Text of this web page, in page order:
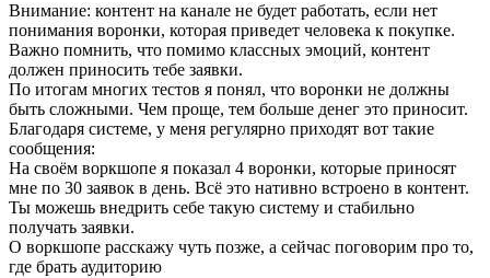
Внимание: контент на канале не будет работать, если нет
понимания воронки, которая приведет человека к покупке.
Важно помнить, что помимо классных эмоций, контент
должен приносить тебе заявки.
По итогам многих тестов я понял, что воронки не должны
быть сложными. Чем проще, тем больше денег это приносит.
Благодаря системе, у меня регулярно приходят вот такие
сообщения:
На своём воркшопе я показал 4 воронки, которые приносят
мне по 30 заявок в день. Всё это нативно встроено в контент.
Ты можешь внедрить себе такую систему и стабильно
получать заявки.
О воркшопе расскажу чуть позже, а сейчас поговорим про то,
где брать аудиторию